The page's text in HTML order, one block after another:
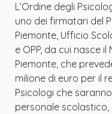
L’Ordine degli
uno dei firmatari del
Piemonte, Ufficio
e OPP, da cui nasce
Piemonte, che
milione di euro per il
Psicologi che
personale scolastico,